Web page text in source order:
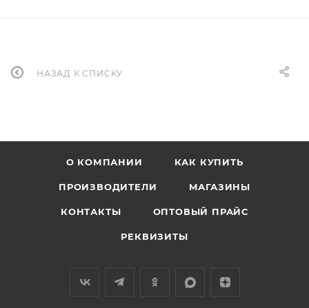
НАЗАД К СПИСКУ
О КОМПАНИИ КАК КУПИТЬ
ПРОИЗВОДИТЕЛИ МАГАЗИНЫ
КОНТАКТЫ ОПТОВЫЙ ПРАЙС
РЕКВИЗИТЫ